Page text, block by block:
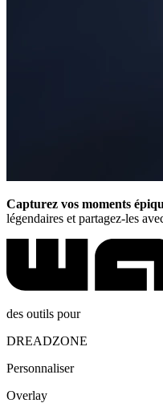
Capturez vos moments
légendaires et partagez-les
des outils pour
DREADZONE
Personnaliser
Overlay